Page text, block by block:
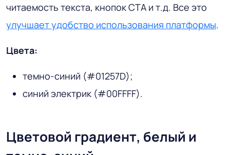
читаемость текста, кнопок СТА и т.д. Все это
улучшает удобство использования платформы.
Цвета:
темно-синий (#01257D);
синий электрик (#00FFFF).
Цветовой градиент, белый и